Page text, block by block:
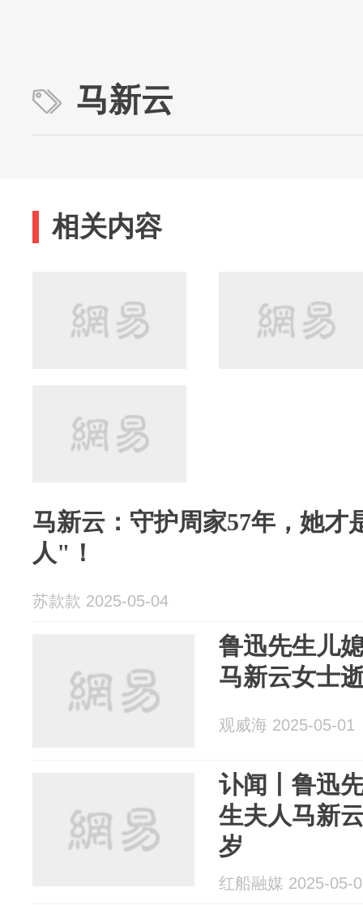
马新云
相关内容
马新云：守护周家57年，她才
人"！
苏款款 2025-05-04
鲁迅先生儿
马新云女士
观威海 2025-05-01
讣闻丨鲁迅
生夫人马新
岁
红船融媒 2025-05-